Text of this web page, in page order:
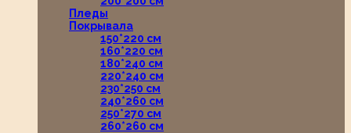
Пледы
Покрывала
150*220 см
160*220 см
180*240 см
220*240 см
230*250 см
240*260 см
250*270 см
260*260 см